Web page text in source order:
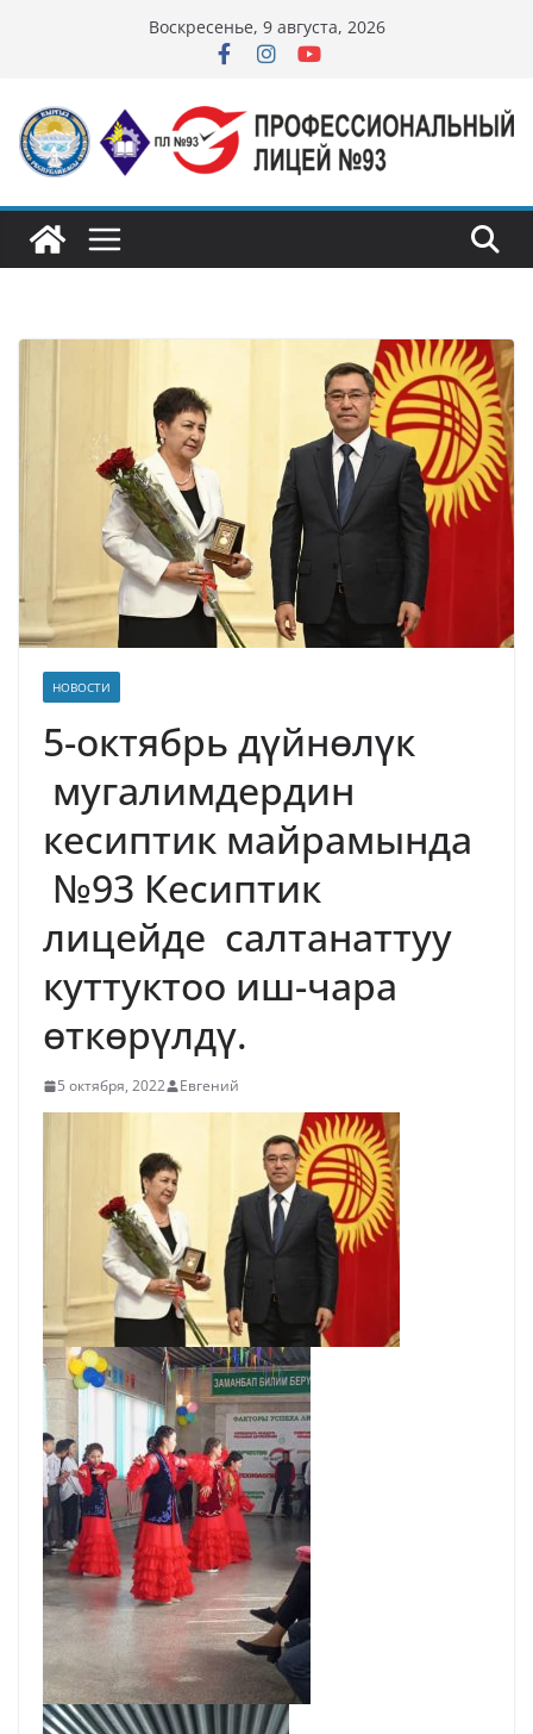
Воскресенье, 9 августа, 2026
НОВОСТИ
5-октябрь дүйнөлүк
мугалимдердин
кесиптик майрамында
№93 Кесиптик
лицейде салтанаттуу
куттуктоо иш-чара
өткөрүлдү.
5 октября, 2022 Евгений